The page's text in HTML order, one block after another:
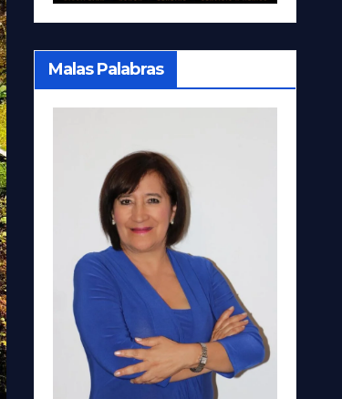
Malas Palabras